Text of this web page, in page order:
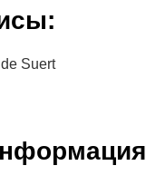
Suert